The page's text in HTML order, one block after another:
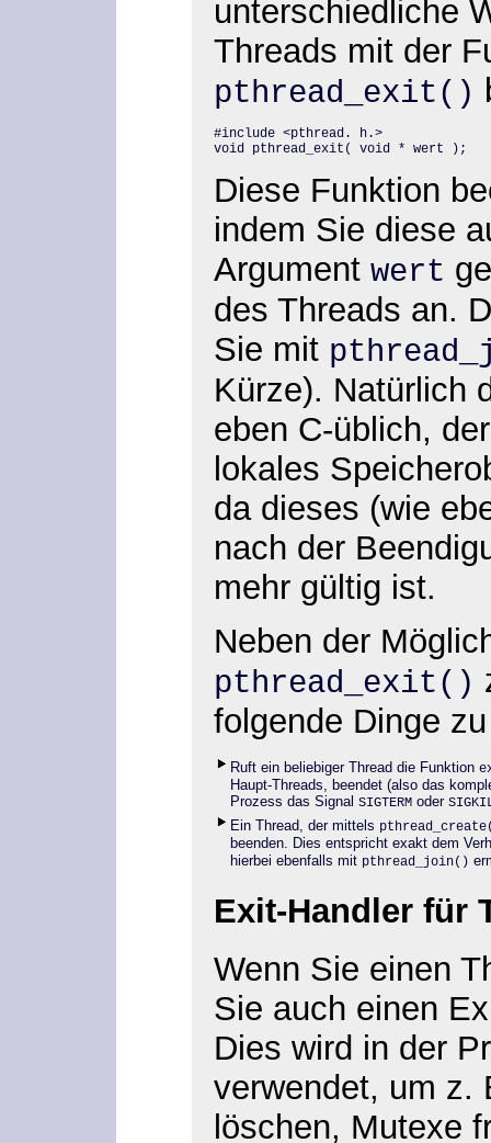
unterschiedliche
Threads mit der
pthread_exit()
#include <pthread. h.>
void pthread_exit( void * wert );
Diese Funktion
indem Sie diese
Argument wert
des Threads an.
Sie mit
Kürze). Natürlich
eben C-üblich,
lokales
da dieses (wie
nach der
mehr gültig ist.
Neben der
pthread_exit()
folgende Dinge
Ruft ein beliebiger Thread die Funktion
Haupt-Threads, beendet (also das
Prozess das Signal SIGTERModer
Ein Thread, der mittels
beenden. Dies entspricht exakt dem
hierbei ebenfalls mit pthread_join()
Exit-Handler für
Wenn Sie einen
Sie auch einen
Dies wird in der
verwendet, um z.
löschen, Mutexe